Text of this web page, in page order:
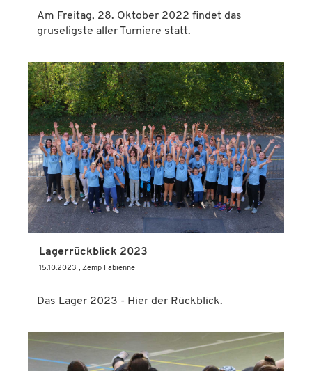
Am Freitag, 28. Oktober 2022 findet das
gruseligste aller Turniere statt.
Lagerrückblick 2023
15.10.2023 , Zemp Fabienne
Das Lager 2023 - Hier der Rückblick.